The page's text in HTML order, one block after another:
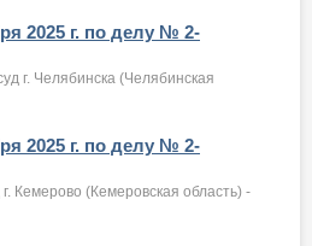
2025 г. по делу № 2-
г. Челябинска (Челябинская
2025 г. по делу № 2-
Кемерово (Кемеровская область) -